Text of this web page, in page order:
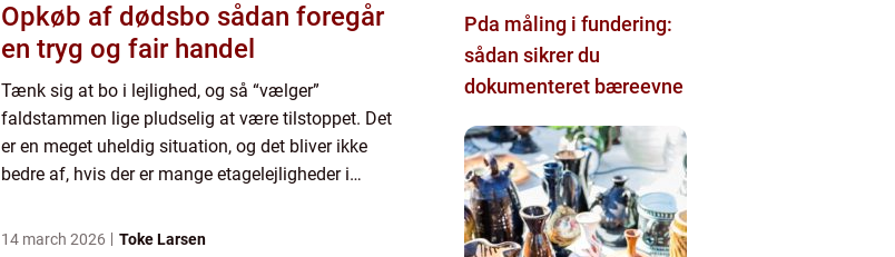
Opkøb af dødsbo sådan foregår
en tryg og fair handel
Tænk sig at bo i lejlighed, og så “vælger”
faldstammen lige pludselig at være tilstoppet. Det
er en meget uheldig situation, og det bliver ikke
bedre af, hvis der er mange etagelejligheder i
14 march 2026 Toke Larsen
Pda måling i fundering:
sådan sikrer du
dokumenteret bæreevne